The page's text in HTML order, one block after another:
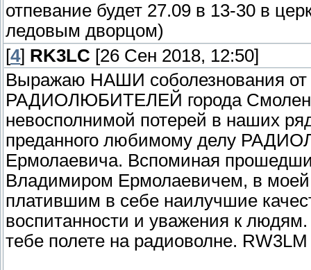
отпевание будет 27.09 в 13-30 в
ледовым дворцом)
[4] RK3LC [26 Сен 2018, 12:50]
Выражаю НАШИ соболезнования от
РАДИОЛЮБИТЕЛЕЙ города
невосполнимой потерей в наших
преданного любимому делу
Ермолаевича. Вспоминая
Владимиром Ермолаевичем, в моей
платившим в себе наилучшие
воспитанности и уважения к
тебе полете на радиоволне.